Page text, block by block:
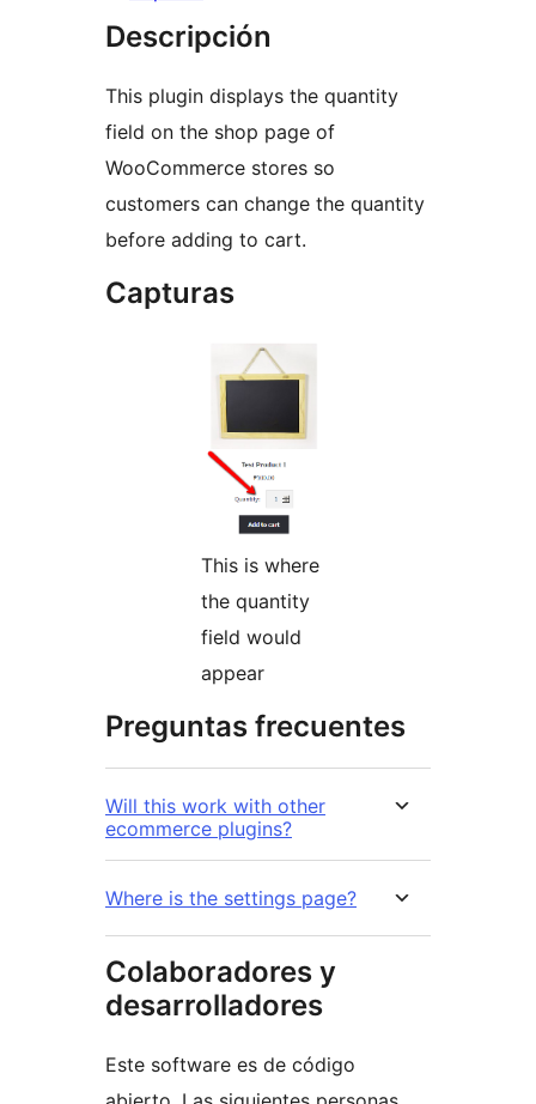
Descripción
This plugin displays the quantity
field on the shop page of
WooCommerce stores so
customers can change the quantity
before adding to cart.
Capturas
This is where
the quantity
field would
appear
Preguntas frecuentes
Will this work with other
ecommerce plugins?
Where is the settings page?
Colaboradores y
desarrolladores
Este software es de código